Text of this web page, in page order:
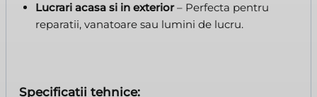
Lucrari acasa si in exterior– Perfecta pentru
reparatii, vanatoare sau lumini de lucru.
Specificatii tehnice: